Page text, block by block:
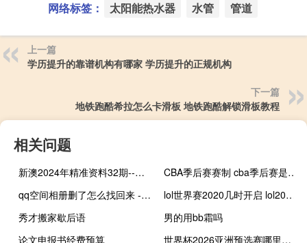
网络标签： 太阳能热水器 水管 管道
上一篇
学历提升的靠谱机构有哪家 学历提升的正规机构
下一篇
地铁跑酷希拉怎么卡滑板 地铁跑酷解锁滑板教程
相关问题
新澳2024年精准资料32期--放松心情的绝佳选择--iPhone版v04.69.62
CBA季后赛赛制 cba季后赛是什么意思
qq空间相册删了怎么找回来 - 抖音快手免费播放量
lol世界赛2020几时开启 lol2020全球总决赛入围赛
秀才搬家歇后语
男的用bb霜吗
论文申报书经费预算
世界杯2026亚洲预选赛哪里看直播 2026男足世界杯举办地